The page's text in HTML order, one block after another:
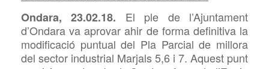
Ondara, 23.02.18. El ple de l’Ajuntament
d’Ondara va aprovar ahir de forma definitiva la
modificació puntual del Pla Parcial de millora
del sector industrial Marjals 5,6 i 7. Aquest punt